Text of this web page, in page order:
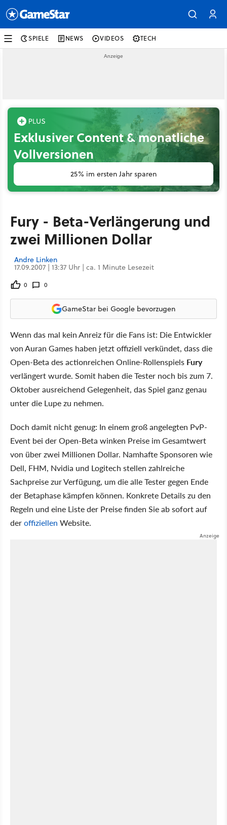
SPIELE NEWS VIDEOS TECH
Exklusiver Content & monatliche
Vollversionen
25% im ersten Jahr sparen
Fury - Beta-Verlängerung und
zwei Millionen Dollar
Andre Linken
17.09.2007 | 13:37 Uhr | ca. 1 Minute Lesezeit
0 0
GameStar bei Google bevorzugen
Wenn das mal kein Anreiz für die Fans ist: Die Entwickler
von Auran Games haben jetzt offiziell verkündet, dass die
Open-Beta des actionreichen Online-Rollenspiels Fury
verlängert wurde. Somit haben die Tester noch bis zum 7.
Oktober ausreichend Gelegenheit, das Spiel ganz genau
unter die Lupe zu nehmen.
Doch damit nicht genug: In einem groß angelegten PvP-
Event bei der Open-Beta winken Preise im Gesamtwert
von über zwei Millionen Dollar. Namhafte Sponsoren wie
Dell, FHM, Nvidia und Logitech stellen zahlreiche
Sachpreise zur Verfügung, um die alle Tester gegen Ende
der Betaphase kämpfen können. Konkrete Details zu den
Regeln und eine Liste der Preise finden Sie ab sofort auf
deroffiziellen Website.